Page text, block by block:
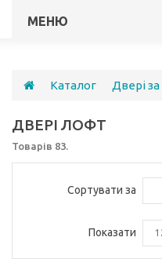
МЕНЮ
Каталог Двері
ДВЕРІ ЛОФТ
Товарів 83.
Сортувати за
Показати